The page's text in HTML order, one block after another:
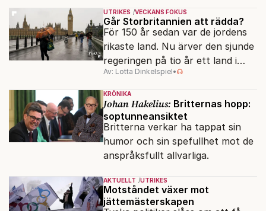
hela samhället – utan att rubba
den ryska statsidén?
UTRIKES VECKANS FOKUS
Går Storbritannien att rädda?
För 150 år sedan var de jordens
rikaste land. Nu ärver den sjunde
regeringen på tio år ett land i
politiskt och ekonomiskt kaos.
Av: Lotta Dinkelspiel•
KRÖNIKA
Johan Hakelius: Britternas hopp:
soptunneansiktet
Britterna verkar ha tappat sin
humor och sin spefullhet mot de
anspråksfullt allvarliga.
AKTUELLT UTRIKES
Motståndet växer mot
jättemästerskapen